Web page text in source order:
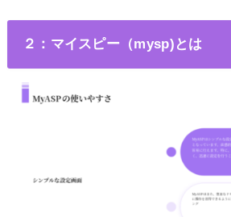
２：マイスピー（mysp)とは